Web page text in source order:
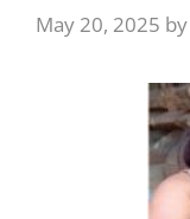
May 20, 2025 by